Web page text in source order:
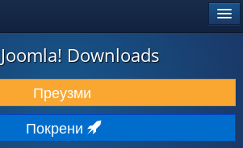
(ЕКСТЕНЗИЈЕ)
Joomla! Downloads
Преузми
Покрени